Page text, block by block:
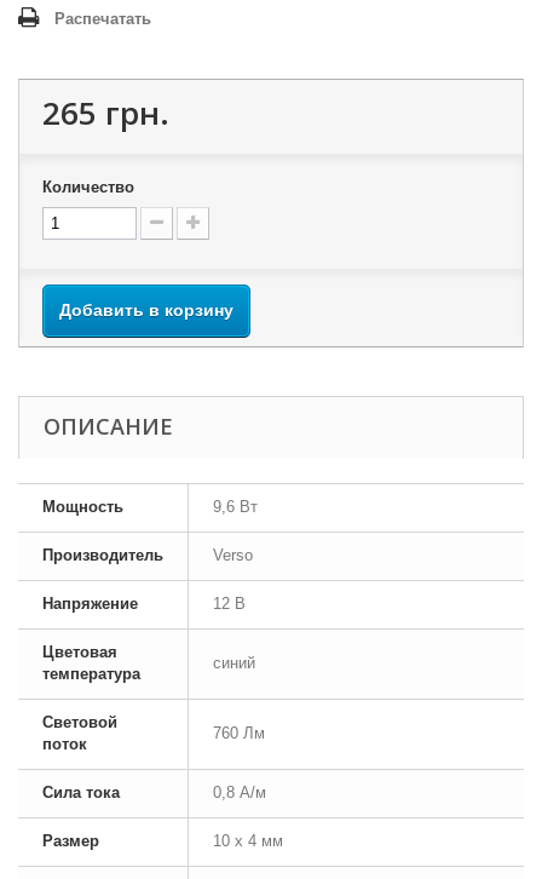
Распечатать
265 грн.
Количество
Добавить в корзину
ОПИСАНИЕ
Мощность 9,6 Вт
Производитель Verso
Напряжение 12 В
Цветовая
температура
синий
Световой
поток
760 Лм
Сила тока 0,8 А/м
Размер 10 x 4 мм